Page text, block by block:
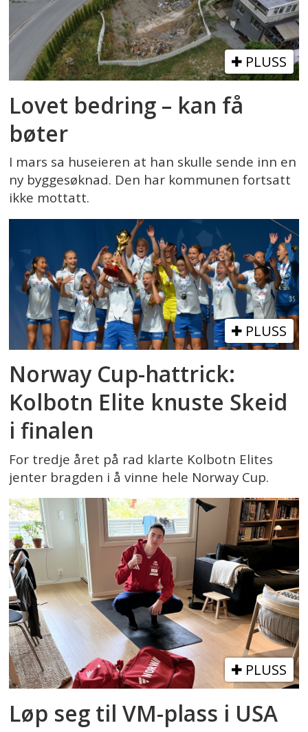
PLUSS
Lovet bedring – kan få
bøter
I mars sa huseieren at han skulle sende inn en
ny byggesøknad. Den har kommunen fortsatt
ikke mottatt.
PLUSS
Norway Cup-hattrick:
Kolbotn Elite knuste Skeid
i finalen
For tredje året på rad klarte Kolbotn Elites
jenter bragden i å vinne hele Norway Cup.
PLUSS
Løp seg til VM-plass i USA